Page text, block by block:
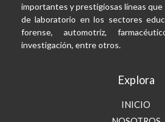
importantes y prestigiosas líneas que
de laboratorio en los sectores
forense, automotriz,
investigación, entre otros.
Explora
INICIO